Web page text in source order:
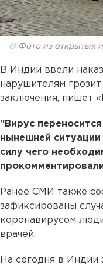
© Фото из открытых
В Индии ввели
нарушителям
заключения, пишет
"Вирус
нынешней ситуации
силу чего
Ранее СМИ также
зафиксированы
коронавирусом
врачей.
На сегодня в Индии